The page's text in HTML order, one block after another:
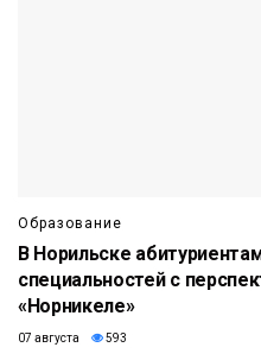
Образование
В Норильске
специальностей с
«Норникеле»
07 августа 593